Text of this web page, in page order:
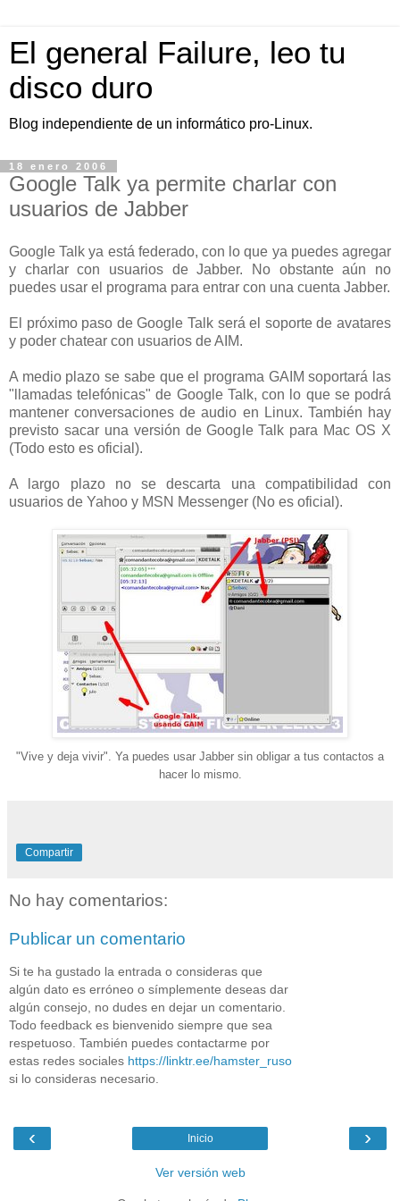
El general Failure, leo tu
disco duro
Blog independiente de un informático pro-Linux.
18 enero 2006
Google Talk ya permite charlar con
usuarios de Jabber
Google Talk ya está federado, con lo que ya puedes agregar
y charlar con usuarios de Jabber. No obstante aún no
puedes usar el programa para entrar con una cuenta Jabber.
El próximo paso de Google Talk será el soporte de avatares
y poder chatear con usuarios de AIM.
A medio plazo se sabe que el programa GAIM soportará las
"llamadas telefónicas" de Google Talk, con lo que se podrá
mantener conversaciones de audio en Linux. También hay
previsto sacar una versión de Google Talk para Mac OS X
(Todo esto es oficial).
A largo plazo no se descarta una compatibilidad con
usuarios de Yahoo y MSN Messenger (No es oficial).
"Vive y deja vivir". Ya puedes usar Jabber sin obligar a tus contactos a
hacer lo mismo.
Compartir
No hay comentarios:
Publicar un comentario
Si te ha gustado la entrada o consideras que
algún dato es erróneo o símplemente deseas dar
algún consejo, no dudes en dejar un comentario.
Todo feedback es bienvenido siempre que sea
respetuoso. También puedes contactarme por
estas redes sociales https://linktr.ee/hamster_ruso
si lo consideras necesario.
‹ ›
Inicio
Ver versión web